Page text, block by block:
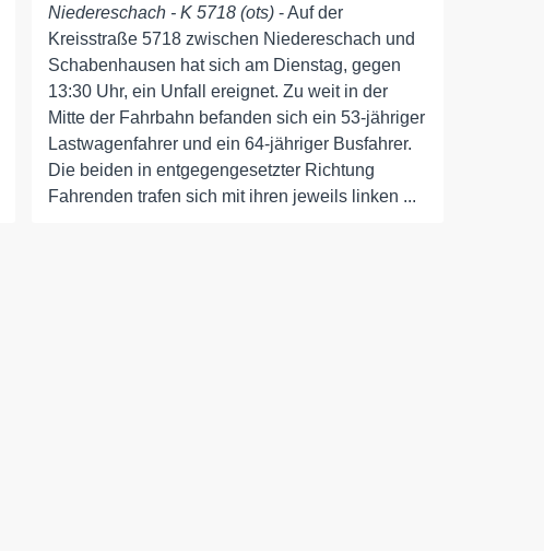
Niedereschach - K 5718 (ots) - Auf der
Kreisstraße 5718 zwischen Niedereschach und
Schabenhausen hat sich am Dienstag, gegen
13:30 Uhr, ein Unfall ereignet. Zu weit in der
Mitte der Fahrbahn befanden sich ein 53-jähriger
Lastwagenfahrer und ein 64-jähriger Busfahrer.
Die beiden in entgegengesetzter Richtung
Fahrenden trafen sich mit ihren jeweils linken ...